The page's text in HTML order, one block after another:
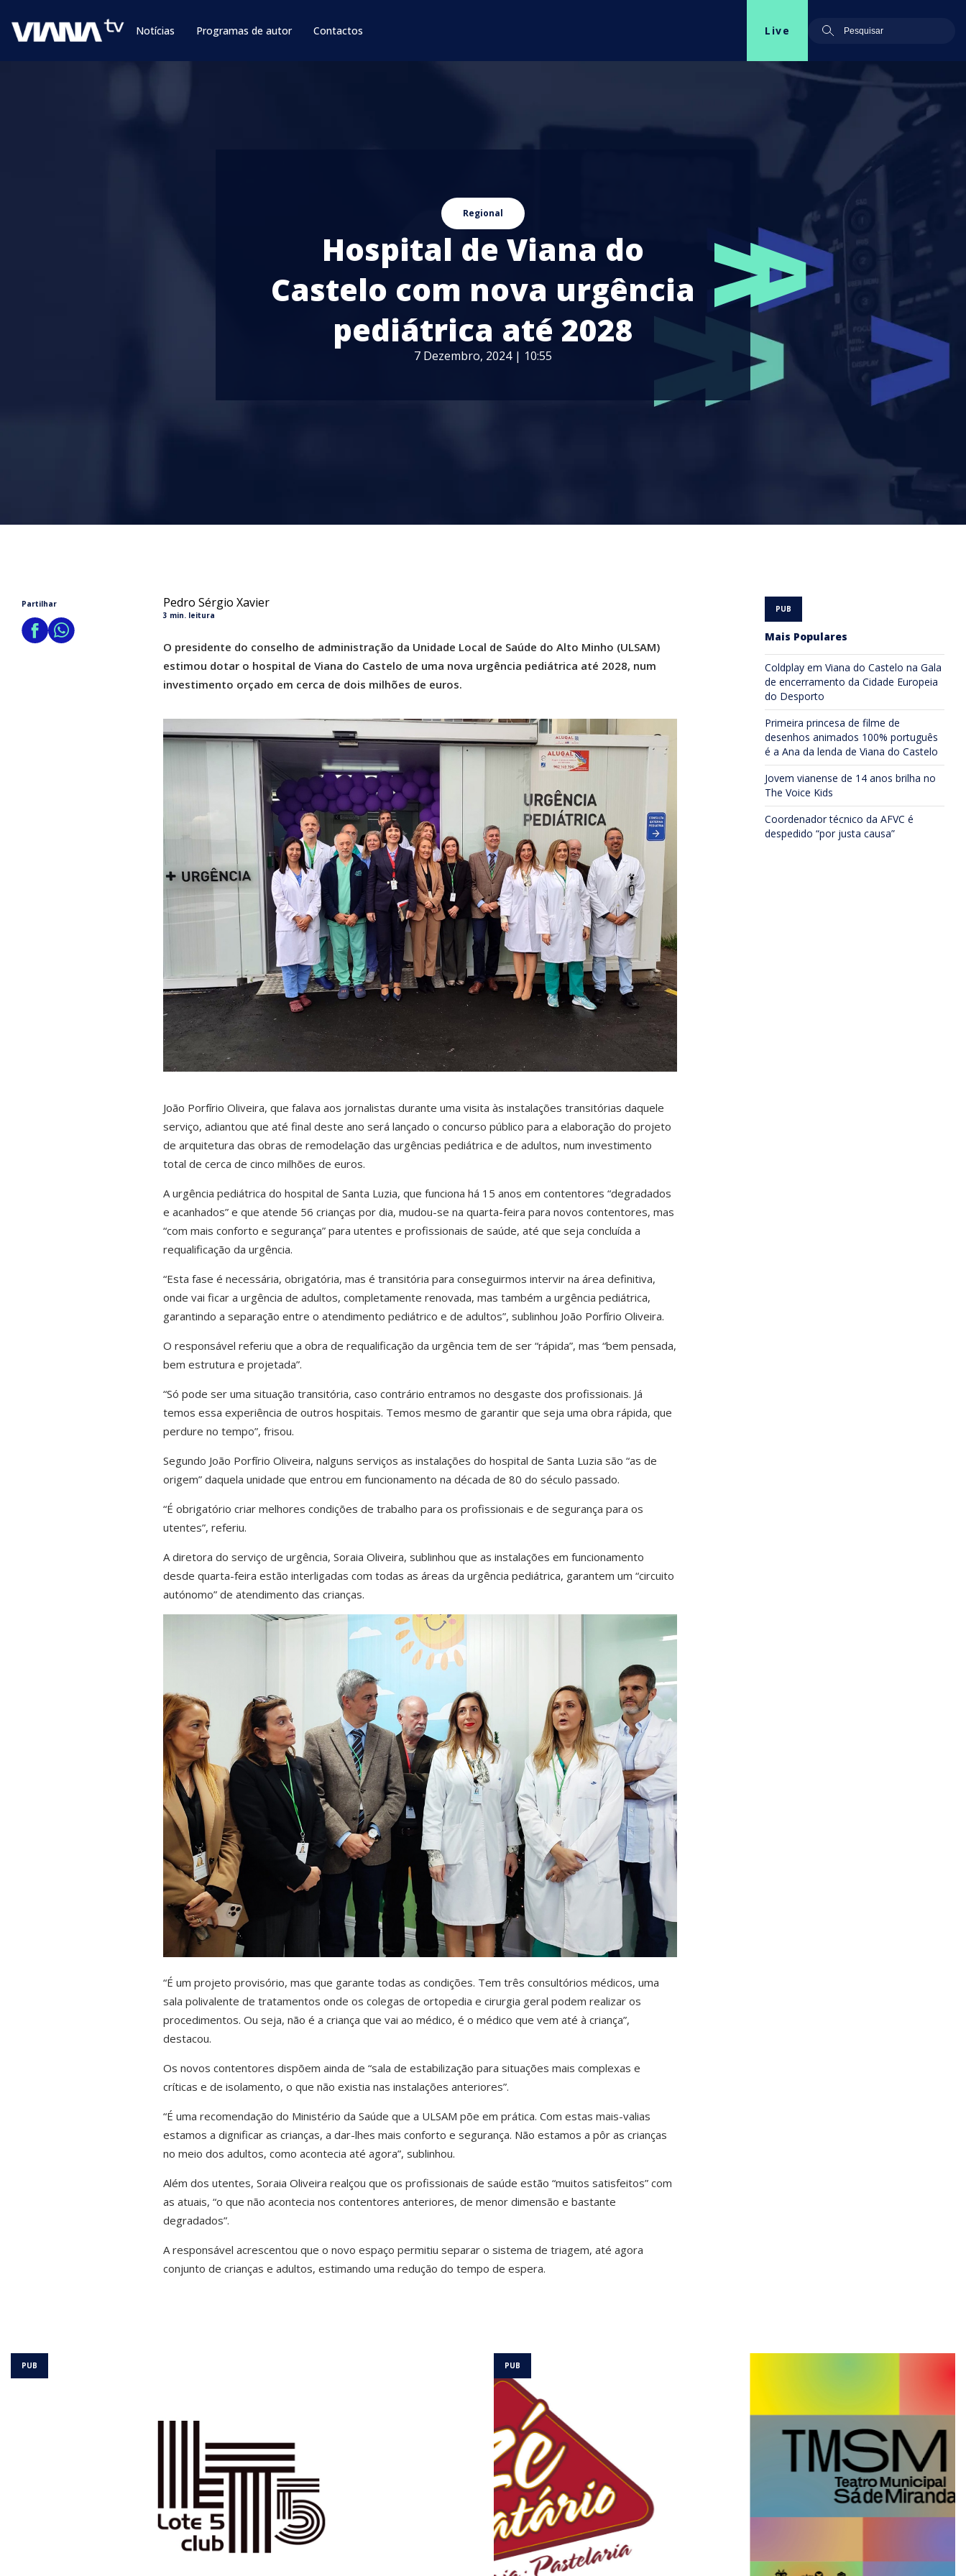
Notícias Programas de autor Contactos Live
Regional
Hospital de Viana do
Castelo com nova urgência
pediátrica até 2028
7 Dezembro, 2024 | 10:55
Partilhar Pedro Sérgio Xavier
3 min. leitura
O presidente do conselho de administração da Unidade Local de Saúde do Alto Minho (ULSAM)
estimou dotar o hospital de Viana do Castelo de uma nova urgência pediátrica até 2028, num
investimento orçado em cerca de dois milhões de euros.
João Porfírio Oliveira, que falava aos jornalistas durante uma visita às instalações transitórias daquele
serviço, adiantou que até final deste ano será lançado o concurso público para a elaboração do projeto
de arquitetura das obras de remodelação das urgências pediátrica e de adultos, num investimento
total de cerca de cinco milhões de euros.
A urgência pediátrica do hospital de Santa Luzia, que funciona há 15 anos em contentores “degradados
e acanhados” e que atende 56 crianças por dia, mudou-se na quarta-feira para novos contentores, mas
“com mais conforto e segurança” para utentes e profissionais de saúde, até que seja concluída a
requalificação da urgência.
“Esta fase é necessária, obrigatória, mas é transitória para conseguirmos intervir na área definitiva,
onde vai ficar a urgência de adultos, completamente renovada, mas também a urgência pediátrica,
garantindo a separação entre o atendimento pediátrico e de adultos”, sublinhou João Porfírio Oliveira.
O responsável referiu que a obra de requalificação da urgência tem de ser “rápida”, mas “bem pensada,
bem estrutura e projetada”.
“Só pode ser uma situação transitória, caso contrário entramos no desgaste dos profissionais. Já
temos essa experiência de outros hospitais. Temos mesmo de garantir que seja uma obra rápida, que
perdure no tempo”, frisou.
Segundo João Porfírio Oliveira, nalguns serviços as instalações do hospital de Santa Luzia são “as de
origem” daquela unidade que entrou em funcionamento na década de 80 do século passado.
“É obrigatório criar melhores condições de trabalho para os profissionais e de segurança para os
utentes”, referiu.
A diretora do serviço de urgência, Soraia Oliveira, sublinhou que as instalações em funcionamento
desde quarta-feira estão interligadas com todas as áreas da urgência pediátrica, garantem um “circuito
autónomo” de atendimento das crianças.
“É um projeto provisório, mas que garante todas as condições. Tem três consultórios médicos, uma
sala polivalente de tratamentos onde os colegas de ortopedia e cirurgia geral podem realizar os
procedimentos. Ou seja, não é a criança que vai ao médico, é o médico que vem até à criança”,
destacou.
Os novos contentores dispõem ainda de “sala de estabilização para situações mais complexas e
críticas e de isolamento, o que não existia nas instalações anteriores”.
“É uma recomendação do Ministério da Saúde que a ULSAM põe em prática. Com estas mais-valias
estamos a dignificar as crianças, a dar-lhes mais conforto e segurança. Não estamos a pôr as crianças
no meio dos adultos, como acontecia até agora”, sublinhou.
Além dos utentes, Soraia Oliveira realçou que os profissionais de saúde estão “muitos satisfeitos” com
as atuais, “o que não acontecia nos contentores anteriores, de menor dimensão e bastante
degradados”.
A responsável acrescentou que o novo espaço permitiu separar o sistema de triagem, até agora
conjunto de crianças e adultos, estimando uma redução do tempo de espera.
Mais Populares
Coldplay em Viana do Castelo na Gala
de encerramento da Cidade Europeia
do Desporto
Primeira princesa de filme de
desenhos animados 100% português
é a Ana da lenda de Viana do Castelo
Jovem vianense de 14 anos brilha no
The Voice Kids
Coordenador técnico da AFVC é
despedido “por justa causa”